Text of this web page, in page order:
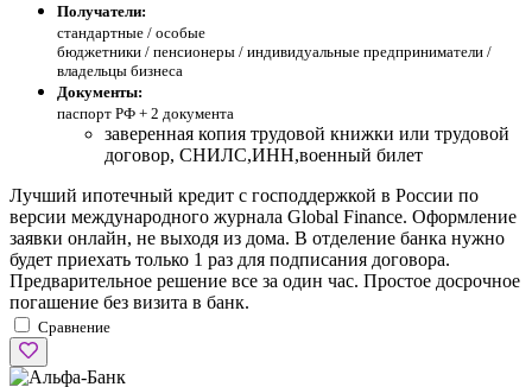
Получатели:
стандартные / особые
бюджетники / пенсионеры / индивидуальные предприниматели /
владельцы бизнеса
Документы:
паспорт РФ + 2 документа
заверенная копия трудовой книжки или трудовой
договор, СНИЛС,ИНН,военный билет
Лучший ипотечный кредит с господдержкой в России по
версии международного журнала Global Finance. Оформление
заявки онлайн, не выходя из дома. В отделение банка нужно
будет приехать только 1 раз для подписания договора.
Предварительное решение все за один час. Простое досрочное
погашение без визита в банк.
Сравнение